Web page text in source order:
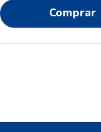
Comprar